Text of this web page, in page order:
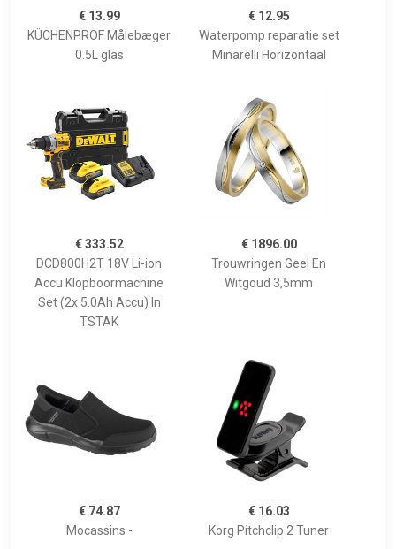
€ 13.99
KÜCHENPROF Målebæger
0.5L glas
€ 12.95
Waterpomp reparatie set
Minarelli Horizontaal
€ 333.52
DCD800H2T 18V Li-ion
Accu Klopboormachine
Set (2x 5.0Ah Accu) In
TSTAK
€ 1896.00
Trouwringen Geel En
Witgoud 3,5mm
€ 74.87
Mocassins -
€ 16.03
Korg Pitchclip 2 Tuner